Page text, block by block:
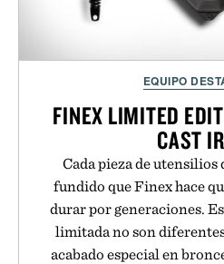
EQUIPO
FINEX LIMITED
CAST
Cada pieza de utensilios
fundido que Finex hace
durar por generaciones.
limitada no son
acabado especial en